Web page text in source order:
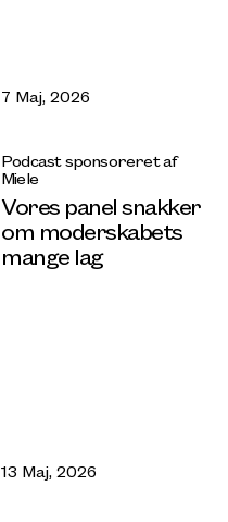
7 Maj, 2026
Podcast sponsoreret af
Miele
Vores panel snakker
om moderskabets
mange lag
13 Maj, 2026